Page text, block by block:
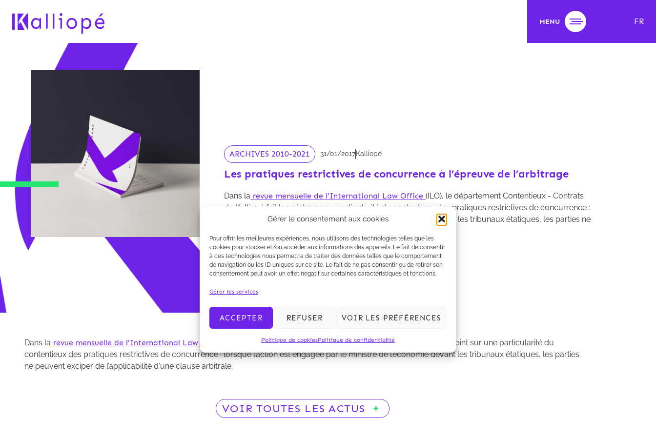
Gérer le consentement aux cookies
Pour offrir les meilleures expériences, nous utilisons des technologies telles que les
cookies pour stocker et/ou accéder aux informations des appareils. Le fait de consentir
à ces technologies nous permettra de traiter des données telles que le comportement
de navigation ou les ID uniques sur ce site. Le fait de ne pas consentir ou de retirer son
consentement peut avoir un effet négatif sur certaines caractéristiques et fonctions.
Gérer les services
ACCEPTER REFUSER VOIR LES PRÉFÉRENCES
Politique de cookiesPolitique de confidentialité
MENU FR
ARCHIVES 2010-2021 31/01/2017Kalliopé
Les pratiques restrictives de concurrence à l’épreuve de l’arbitrage
Dans la revue mensuelle de l'International Law Office (ILO), le département Contentieux - Contrats
de Kalliopé fait le point sur une particularité du contentieux des pratiques restrictives de concurrence :
lorsque l’action est engagée par le ministre de l’économie devant les tribunaux étatiques, les parties ne
Dans la revue mensuelle de l'International Law Office
(ILO), le département Contentieux – Contrats de Kalliopé fait le point sur une particularité du
contentieux des pratiques restrictives de concurrence : lorsque l’action est engagée par le ministre de l’économie devant les tribunaux étatiques, les parties
ne peuvent exciper de l’applicabilité d'une clause arbitrale.
VOIR TOUTES LES ACTUS